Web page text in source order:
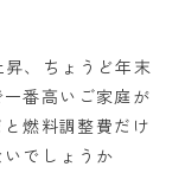
、ちょうど年末
番高いご家庭が
燃料調整費だけ
でしょうか